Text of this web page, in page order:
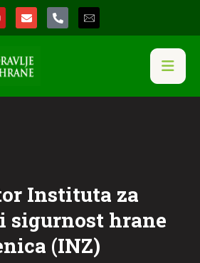
Instituta za
sigurnost hrane
(INZ)